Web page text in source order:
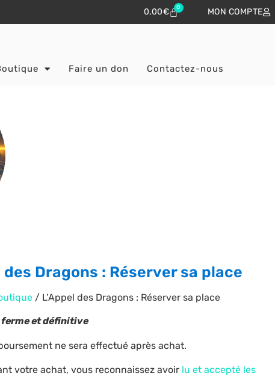
0,00€ 0 MON COMPTE
Faire un don Contactez-nous
des Dragons : Réserver sa place
/ L’Appel des Dragons : Réserver sa place
et définitive
ne sera effectué après achat.
votre achat, vous reconnaissez avoir lu et accepté les